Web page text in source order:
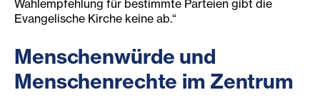
Wahlempfehlung für bestimmte Parteien gibt die
Evangelische Kirche keine ab.“
Menschenwürde und
Menschenrechte im Zentrum